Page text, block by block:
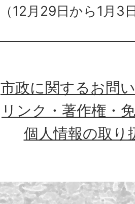
（12月29日から1月3
市政に関するお問
リンク・著作権・
個人情報の取り